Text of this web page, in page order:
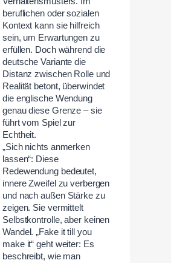
beruflichen oder sozialen
Kontext kann sie hilfreich
sein, um Erwartungen zu
erfüllen. Doch während die
deutsche Variante die
Distanz zwischen Rolle und
Realität betont, überwindet
die englische Wendung
genau diese Grenze – sie
führt vom Spiel zur
Echtheit.
„Sich nichts anmerken
lassen“: Diese
Redewendung bedeutet,
innere Zweifel zu verbergen
und nach außen Stärke zu
zeigen. Sie vermittelt
Selbstkontrolle, aber keinen
Wandel. „Fake it till you
make it“ geht weiter: Es
beschreibt, wie man